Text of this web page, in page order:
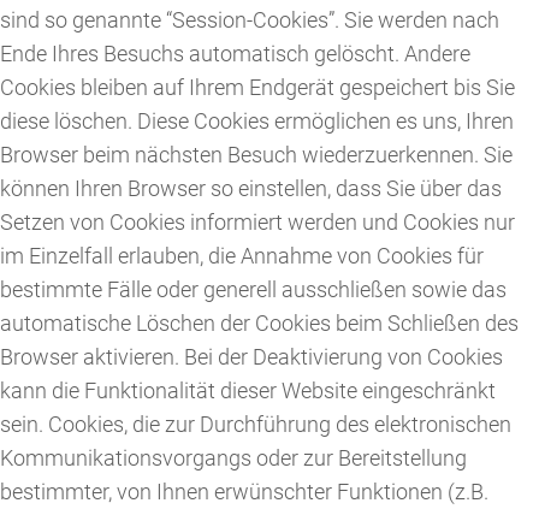
sind so genannte “Session-Cookies”. Sie werden nach
Ende Ihres Besuchs automatisch gelöscht. Andere
Cookies bleiben auf Ihrem Endgerät gespeichert bis Sie
diese löschen. Diese Cookies ermöglichen es uns, Ihren
Browser beim nächsten Besuch wiederzuerkennen. Sie
können Ihren Browser so einstellen, dass Sie über das
Setzen von Cookies informiert werden und Cookies nur
im Einzelfall erlauben, die Annahme von Cookies für
bestimmte Fälle oder generell ausschließen sowie das
automatische Löschen der Cookies beim Schließen des
Browser aktivieren. Bei der Deaktivierung von Cookies
kann die Funktionalität dieser Website eingeschränkt
sein. Cookies, die zur Durchführung des elektronischen
Kommunikationsvorgangs oder zur Bereitstellung
bestimmter, von Ihnen erwünschter Funktionen (z.B.